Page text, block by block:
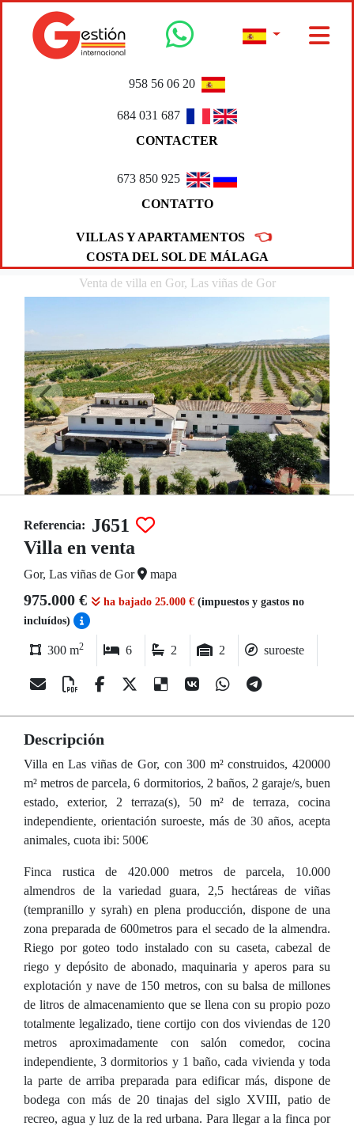
958 56 06 20
684 031 687
CONTACTER
673 850 925
CONTATTO
VILLAS Y APARTAMENTOS 👈
COSTA DEL SOL DE MÁLAGA
Venta de villa en Gor, Las viñas de Gor
Referencia: J651
Villa en venta
Gor, Las viñas de Gor mapa
975.000 € ha bajado 25.000 € (impuestos y gastos no
incluídos)
300 m2 6 2 2 suroeste
Descripción
Villa en Las viñas de Gor, con 300 m² construidos, 420000
m² metros de parcela, 6 dormitorios, 2 baños, 2 garaje/s, buen
estado, exterior, 2 terraza(s), 50 m² de terraza, cocina
independiente, orientación suroeste, más de 30 años, acepta
animales, cuota ibi: 500€
Finca rustica de 420.000 metros de parcela, 10.000
almendros de la variedad guara, 2,5 hectáreas de viñas
(tempranillo y syrah) en plena producción, dispone de una
zona preparada de 600metros para el secado de la almendra.
Riego por goteo todo instalado con su caseta, cabezal de
riego y depósito de abonado, maquinaria y aperos para su
explotación y nave de 150 metros, con su balsa de millones
de litros de almacenamiento que se llena con su propio pozo
totalmente legalizado, tiene cortijo con dos viviendas de 120
metros aproximadamente con salón comedor, cocina
independiente, 3 dormitorios y 1 baño, cada vivienda y toda
la parte de arriba preparada para edificar más, dispone de
bodega con más de 20 tinajas del siglo XVIII, patio de
recreo, agua y luz de la red urbana. Para llegar a la finca por